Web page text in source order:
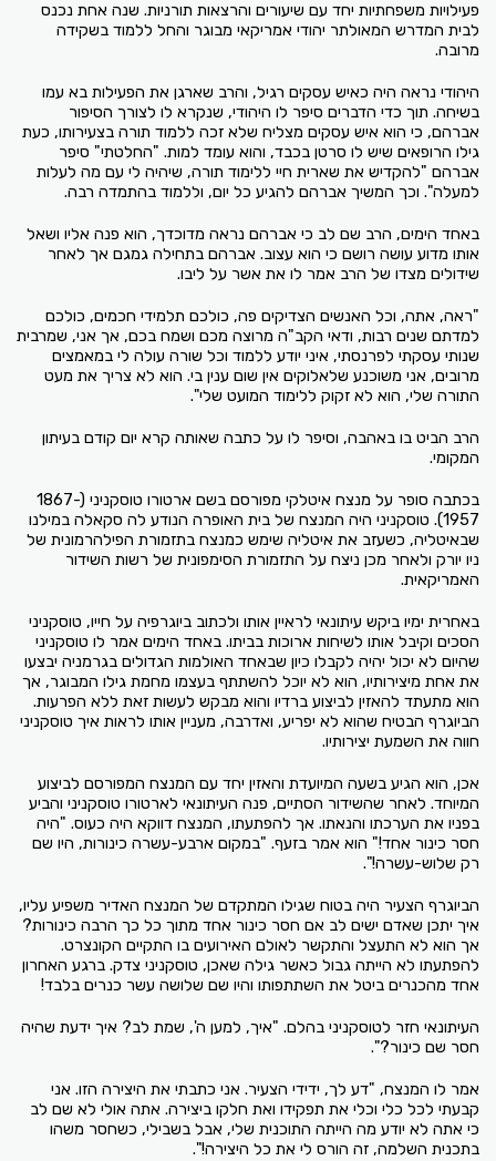
פעילויות משפחתיות יחד עם שיעורים והרצאות תורניות. שנה אחת נכנס
לבית המדרש המאולתר יהודי אמריקאי מבוגר והחל ללמוד בשקידה
מרובה.
היהודי נראה היה כאיש עסקים רגיל, והרב שארגן את הפעילות בא עמו
בשיחה. תוך כדי הדברים סיפר לו היהודי, שנקרא לו לצורך הסיפור
אברהם, כי הוא איש עסקים מצליח שלא זכה ללמוד תורה בצעירותו, כעת
גילו הרופאים שיש לו סרטן בכבד, והוא עומד למות. "החלטתי" סיפר
אברהם "להקדיש את שארית חיי ללימוד תורה, שיהיה לי עם מה לעלות
למעלה". וכך המשיך אברהם להגיע כל יום, וללמוד בהתמדה רבה.
באחד הימים, הרב שם לב כי אברהם נראה מדוכדך, הוא פנה אליו ושאל
אותו מדוע עושה רושם כי הוא עצוב. אברהם בתחילה גמגם אך לאחר
שידולים מצדו של הרב אמר לו את אשר על ליבו.
"ראה, אתה, וכל האנשים הצדיקים פה, כולכם תלמידי חכמים, כולכם
למדתם שנים רבות, ודאי הקב"ה מרוצה מכם ושמח בכם, אך אני, שמרבית
שנותי עסקתי לפרנסתי, איני יודע ללמוד וכל שורה עולה לי במאמצים
מרובים, אני משוכנע שלאלוקים אין שום ענין בי. הוא לא צריך את מעט
התורה שלי, הוא לא זקוק ללימוד המועט שלי".
הרב הביט בו באהבה, וסיפר לו על כתבה שאותה קרא יום קודם בעיתון
המקומי.
בכתבה סופר על מנצח איטלקי מפורסם בשם ארטורו טוסקניני (1867-
1957). טוסקניני היה המנצח של בית האופרה הנודע לה סקאלה במילנו
שבאיטליה, כשעזב את איטליה שימש כמנצח בתזמורת הפילהרמונית של
ניו יורק ולאחר מכן ניצח על התזמורת הסימפונית של רשות השידור
האמריקאית.
באחרית ימיו ביקש עיתונאי לראיין אותו ולכתוב ביוגרפיה על חייו, טוסקניני
הסכים וקיבל אותו לשיחות ארוכות בביתו. באחד הימים אמר לו טוסקניני
שהיום לא יכול יהיה לקבלו כיון שבאחד האולמות הגדולים בגרמניה יבצעו
את אחת מיצירותיו, הוא לא יוכל להשתתף בעצמו מחמת גילו המבוגר, אך
הוא מתעתד להאזין לביצוע ברדיו והוא מבקש לעשות זאת ללא הפרעות.
הביוגרף הבטיח שהוא לא יפריע, ואדרבה, מעניין אותו לראות איך טוסקניני
חווה את השמעת יצירותיו.
אכן, הוא הגיע בשעה המיועדת והאזין יחד עם המנצח המפורסם לביצוע
המיוחד. לאחר שהשידור הסתיים, פנה העיתונאי לארטורו טוסקניני והביע
בפניו את הערכתו והנאתו. אך להפתעתו, המנצח דווקא היה כעוס. "היה
חסר כינור אחד!" הוא אמר בזעף. "במקום ארבע-עשרה כינורות, היו שם
רק שלוש-עשרה!".
הביוגרף הצעיר היה בטוח שגילו המתקדם של המנצח האדיר משפיע עליו,
איך יתכן שאדם ישים לב אם חסר כינור אחד מתוך כל כך הרבה כינורות?
אך הוא לא התעצל והתקשר לאולם האירועים בו התקיים הקונצרט.
להפתעתו לא הייתה גבול כאשר גילה שאכן, טוסקניני צדק. ברגע האחרון
אחד מהכנרים ביטל את השתתפותו והיו שם שלושה עשר כנרים בלבד!
העיתונאי חזר לטוסקניני בהלם. "איך, למען ה', שמת לב? איך ידעת שהיה
חסר שם כינור?".
אמר לו המנצח, "דע לך, ידידי הצעיר. אני כתבתי את היצירה הזו. אני
קבעתי לכל כלי וכלי את תפקידו ואת חלקו ביצירה. אתה אולי לא שם לב
כי אתה לא יודע מה הייתה התוכנית שלי, אבל בשבילי, כשחסר משהו
בתכנית השלמה, זה הורס לי את כל היצירה!".